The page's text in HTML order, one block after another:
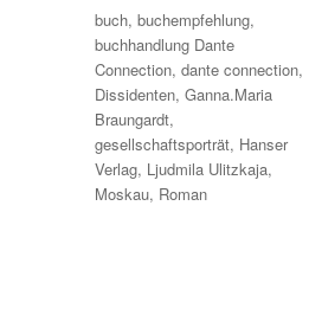
Schlagwörter
buch,buchempfehlung,
buchhandlung Dante
Connection,dante connection,
Dissidenten,Ganna.Maria
Braungardt,
gesellschaftsporträt, Hanser
Verlag, Ljudmila Ulitzkaja,
Moskau, Roman